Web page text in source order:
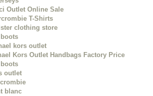
Outlet Online Sale
T-Shirts
clothing store
kors outlet
Kors Outlet Handbags Factory Price
outlet
blanc